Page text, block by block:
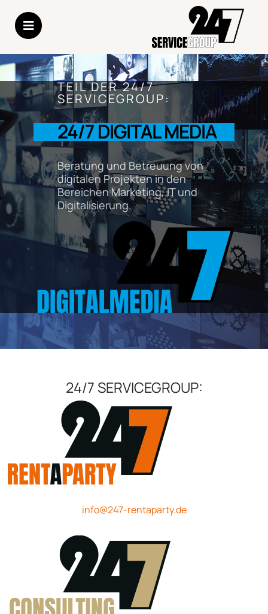
TEIL DER 24/7
SERVICEGROUP:
24/7 DIGITAL MEDIA
Beratung und Betreuung von
digitalen Projekten in den
Bereichen Marketing, IT und
Digitalisierung.
24/7 SERVICEGROUP:
info@247-rentaparty.de